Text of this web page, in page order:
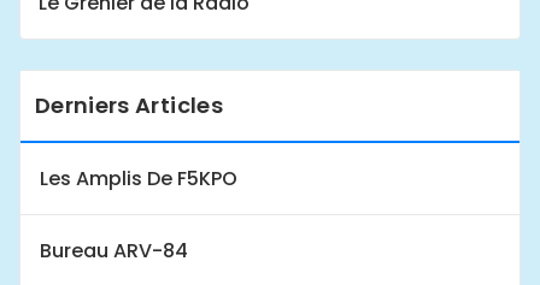
Derniers Articles
Les Amplis De F5KPO
Bureau ARV-84